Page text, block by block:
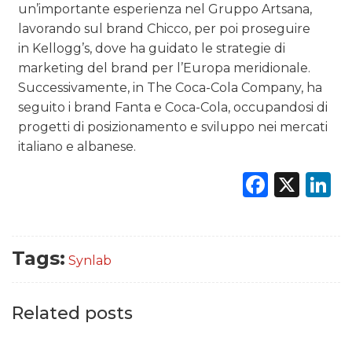
un’importante esperienza nel Gruppo Artsana,
lavorando sul brand Chicco, per poi proseguire
in Kellogg’s, dove ha guidato le strategie di
marketing del brand per l’Europa meridionale.
Successivamente, in The Coca-Cola Company, ha
seguito i brand Fanta e Coca-Cola, occupandosi di
progetti di posizionamento e sviluppo nei mercati
italiano e albanese.
X
Tags: Synlab
Related posts